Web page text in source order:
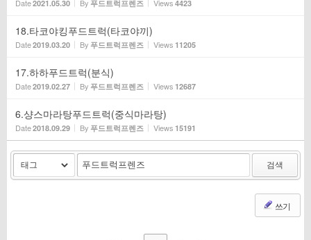
Date2021.05.30 By 푸드트럭프렌즈 Views 4423
18.타코야킹푸드트럭(타코야끼)
Date2019.03.20 By 푸드트럭프렌즈 Views 11205
17.하하푸드트럭(분식)
Date2019.02.27 By 푸드트럭프렌즈 Views 12687
6.샹스마라탕푸드트럭(중식마라탕)
Date2018.09.29 By 푸드트럭프렌즈 Views 15191
검색
쓰기